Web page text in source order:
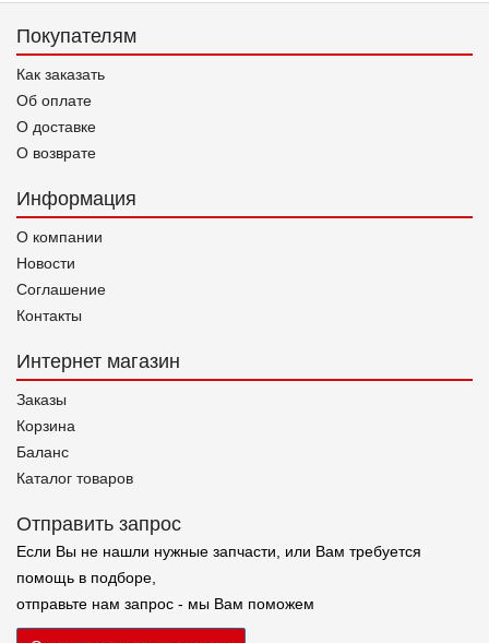
Покупателям
Как заказать
Об оплате
О доставке
О возврате
Информация
О компании
Новости
Соглашение
Контакты
Интернет магазин
Заказы
Корзина
Баланс
Каталог товаров
Отправить запрос
Если Вы не нашли нужные запчасти, или Вам требуется
помощь в подборе,
отправьте нам запрос - мы Вам поможем